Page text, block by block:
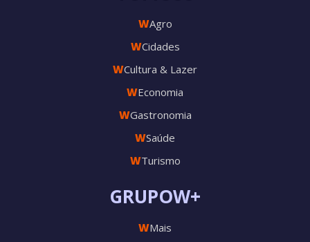
GRUPOW+
WMais
WAgro
WCidades
WCultura & Lazer
WEconomia
WGastronomia
WSaúde
WTurismo